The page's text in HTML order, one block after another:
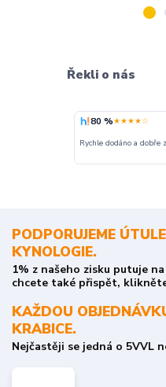
Řekli o nás
80 %★★★★☆
Rychle dodáno a dobře
PODPORUJEME
KYNOLOGIE.
1% z našeho zisku putuje
chcete také přispět,
KAŽDOU
KRABICE.
Nejčastěji se jedná o 5VVL